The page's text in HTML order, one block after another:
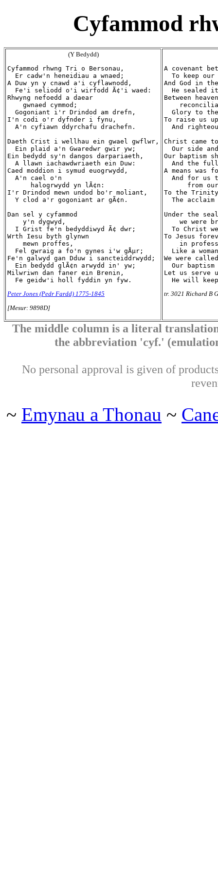
Cyfammod
(Y Bedydd)
Cyfammod rhwng Tri o Bersonau,
  Er cadw'n heneidiau a wnaed;
A Duw yn y cnawd a'i cyflawnodd,
  Fe'i seliodd o'i wirfodd Ã¢'i waed:
Rhwyng nefoedd a daear
    gwnaed cymmod;
  Gogoniant i'r Drindod am drefn,
I'n codi o'r dyfnder i fynu,
  A'n cyfiawn ddyrchafu drachefn.
Daeth Crist i wellhau ein gwael gwflwr,
  Ein plaid a'n Gwaredwr gwir yw;
Ein bedydd sy'n dangos darpariaeth,
  A llawn iachawdwriaeth ein Duw:
Caed moddion i symud euogrwydd,
  A'n cael o'n
      halogrwydd yn lÃ¢n:
I'r Drindod mewn undod bo'r moliant,
  Y clod a'r gogoniant ar gÃ¢n.
Dan sel y cyfammod
    y'n dygwyd,
  I Grist fe'n bedyddiwyd Ã¢ dwr;
Wrth Iesu byth glynwn
    mewn proffes,
  Fel gwraig a fo'n gynes i'w gÅµr;
Fe'n galwyd gan Dduw i sancteiddrwydd;
  Ein bedydd glÃ¢n arwydd in' yw;
Milwriwn dan faner ein Brenin,
Peter Jones (Pedr Fardd) 1775-1845
[Mesur: 9898D]
A covenant
To keep our
And God in
He sealed
Between
Glory to
To raise us
And
Christ came
Our side
Our baptism
And the
A means was
And for us
from
To the
The acclaim
Under the
we were
To Christ
To Jesus
in
Like a
We were
Our baptism
Let us serve
tr. 3021 Richard B
The middle column is a literal
the abbreviation 'cyf.'
No personal approval is given of
~ Emynau a Thonau ~